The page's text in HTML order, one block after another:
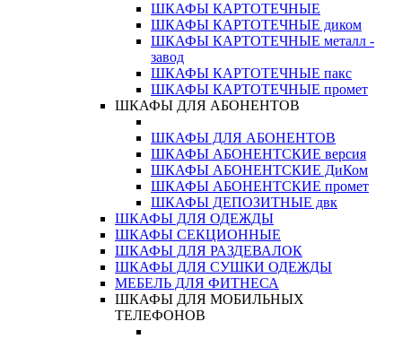
ШКАФЫ КАРТОТЕЧНЫЕ
ШКАФЫ КАРТОТЕЧНЫЕ диком
ШКАФЫ КАРТОТЕЧНЫЕ металл -
завод
ШКАФЫ КАРТОТЕЧНЫЕ пакс
ШКАФЫ КАРТОТЕЧНЫЕ промет
ШКАФЫ ДЛЯ АБОНЕНТОВ
ШКАФЫ ДЛЯ АБОНЕНТОВ
ШКАФЫ АБОНЕНТСКИЕ версия
ШКАФЫ АБОНЕНТСКИЕ ДиКом
ШКАФЫ АБОНЕНТСКИЕ промет
ШКАФЫ ДЕПОЗИТНЫЕ двк
ШКАФЫ ДЛЯ ОДЕЖДЫ
ШКАФЫ СЕКЦИОННЫЕ
ШКАФЫ ДЛЯ РАЗДЕВАЛОК
ШКАФЫ ДЛЯ СУШКИ ОДЕЖДЫ
МЕБЕЛЬ ДЛЯ ФИТНЕСА
ШКАФЫ ДЛЯ МОБИЛЬНЫХ
ТЕЛЕФОНОВ